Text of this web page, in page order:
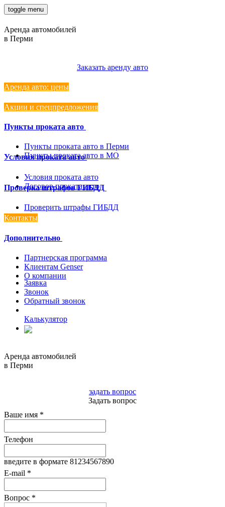
toggle menu
Аренда автомобилей
в Перми
Заказать аренду авто
Аренда авто: цены
Акции и спецпредложения
Пункты проката авто
Пункты проката авто в Перми
Пункты проката авто в МО
Условия проката авто
Условия проката авто
Договор проката авто
Проверка штрафов ГИБДД
Проверить штрафы ГИБДД
Контакты
Дополнительно
Партнерская программа
Клиентам Genser
О компании
Заявка
Звонок
Обратный звонок
Калькулятор
Аренда автомобилей
в Перми
задать вопрос
Задать вопрос
Ваше имя *
Телефон
введите в формате 81234567890
E-mail *
Вопрос *